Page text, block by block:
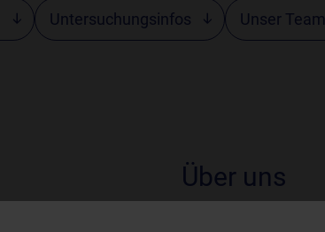
Untersuchungsinfos Unser Team
Über uns